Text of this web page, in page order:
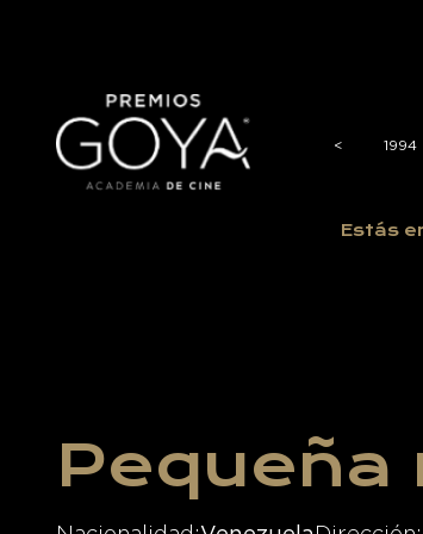
<
<
1998 1997 1996 1994
Estás
Pequeña